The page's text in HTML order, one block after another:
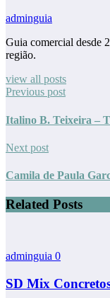
adminguia
Guia comercial desde
região.
view all posts
Previous post
Italino B. Teixeira –
Next post
Camila de Paula
Related Posts
adminguia 0
SD Mix